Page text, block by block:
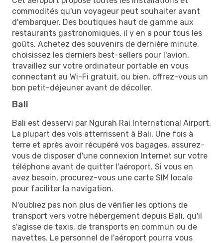
commodités qu'un voyageur peut souhaiter avant
d'embarquer. Des boutiques haut de gamme aux
restaurants gastronomiques, il y en a pour tous les
goûts. Achetez des souvenirs de dernière minute,
choisissez les derniers best-sellers pour l'avion,
travaillez sur votre ordinateur portable en vous
connectant au Wi-Fi gratuit, ou bien, offrez-vous un
bon petit-déjeuner avant de décoller.
Bali
Bali est desservi par Ngurah Rai International Airport.
La plupart des vols atterrissent à Bali. Une fois à
terre et après avoir récupéré vos bagages, assurez-
vous de disposer d'une connexion Internet sur votre
téléphone avant de quitter l'aéroport. Si vous en
avez besoin, procurez-vous une carte SIM locale
pour faciliter la navigation.
N'oubliez pas non plus de vérifier les options de
transport vers votre hébergement depuis Bali, qu'il
s'agisse de taxis, de transports en commun ou de
navettes. Le personnel de l'aéroport pourra vous